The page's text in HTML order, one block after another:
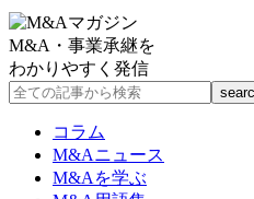
M&A・事業承継を
わかりやすく発信
コラム
M&Aニュース
M&Aを学ぶ